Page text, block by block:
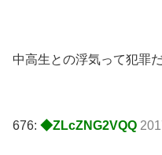
中高生との浮気って犯罪
676: ◆ZLcZNG2VQQ